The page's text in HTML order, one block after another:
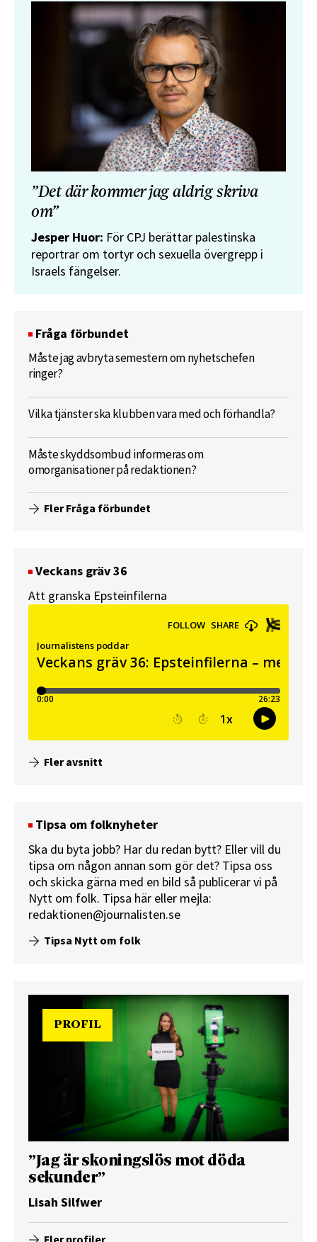
”Det där kommer jag aldrig skriva
om”
Jesper Huor: För CPJ berättar palestinska
reportrar om tortyr och sexuella övergrepp i
Israels fängelser.
Fråga förbundet
Måste jag avbryta semestern om nyhetschefen
ringer?
Vilka tjänster ska klubben vara med och förhandla?
Måste skyddsombud informeras om
omorganisationer på redaktionen?
Fler Fråga förbundet
Veckans gräv 36
Att granska Epsteinfilerna
Fler avsnitt
Tipsa om folknyheter
Ska du byta jobb? Har du redan bytt? Eller vill du
tipsa om någon annan som gör det? Tipsa oss
och skicka gärna med en bild så publicerar vi på
Nytt om folk. Tipsa här eller mejla:
redaktionen@journalisten.se
Tipsa Nytt om folk
PROFIL
”Jag är skoningslös mot döda
sekunder”
Lisah Silfwer